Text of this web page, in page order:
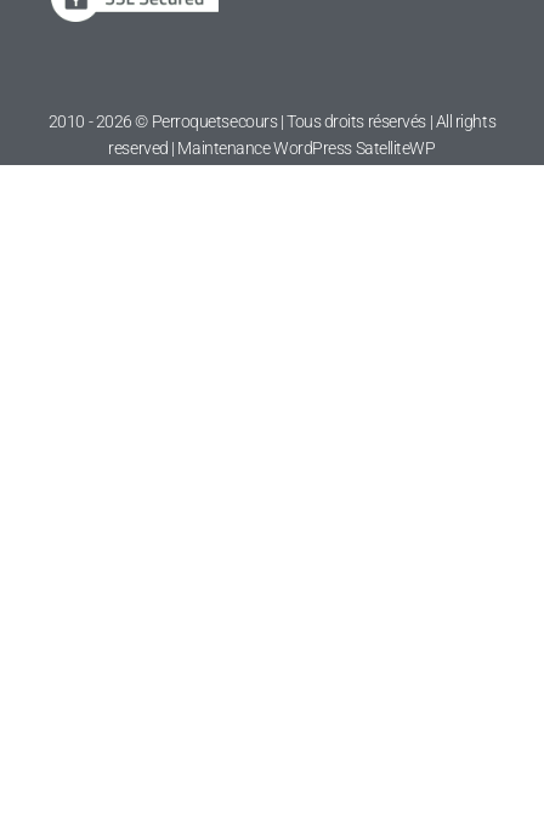
2010 - 2026 © Perroquetsecours | Tous droits réservés | All rights
reserved | Maintenance WordPressSatelliteWP